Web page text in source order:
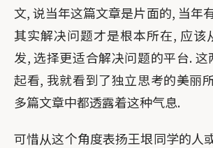
文, 说当年这篇文章是片面的, 当年
其实解决问题才是根本所在, 应该
发, 选择更适合解决问题的平台.
起看, 我就看到了独立思考的美丽
多篇文章中都透露着这种气息.
可惜从这个角度表扬王垠同学的人